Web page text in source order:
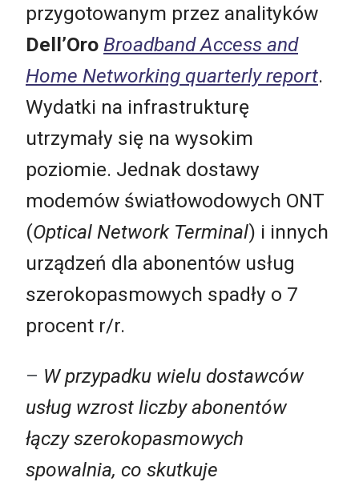
przygotowanym przez analityków
Dell’Oro Broadband Access and
Home Networking quarterly report.
Wydatki na infrastrukturę
utrzymały się na wysokim
poziomie. Jednak dostawy
modemów światłowodowych ONT
(Optical Network Terminal) i innych
urządzeń dla abonentów usług
szerokopasmowych spadły o 7
procent r/r.
– W przypadku wielu dostawców
usług wzrost liczby abonentów
łączy szerokopasmowych
spowalnia, co skutkuje